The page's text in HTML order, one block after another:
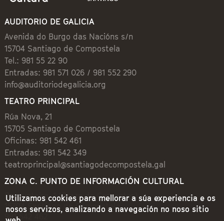
AUDITORIO DE GALICIA
Avenida do Burgo das Nacións s/n
15704 Santiago de Compostela
Tel.: 981 55 22 90
Entradas: 981 571 026 / 981 552 290
info@auditoriodegalicia.org
TEATRO PRINCIPAL
Rúa Nova, 21
15705 Santiago de Compostela
Oficinas: 981 542 461
Entradas: 981 542 349
teatroprincipal@santiagodecompostela.gal
ZONA C. PUNTO DE INFORMACIÓN CULTURAL
Preguntoiro, 1 (Praza de Cervantes)
15704 Santiago de Compostela
981 542 462
Utilizamos cookies para mellorar a súa experiencia e os
nosos servizos, analizando a navegación no noso sitio